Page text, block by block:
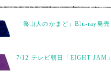
「魯山人のかまど」Blu-ray発売
7/12 テレビ朝日「EIGHT JAM」